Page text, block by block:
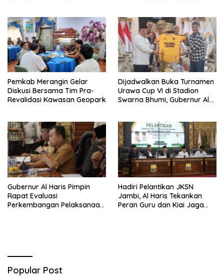
Pemkab Merangin Gelar
Diskusi Bersama Tim Pra-
Revalidasi Kawasan Geopark
Dijadwalkan Buka Turnamen
Urawa Cup VI di Stadion
Swarna Bhumi, Gubernur Al
Gubernur Al Haris Pimpin
Rapat Evaluasi
Perkembangan Pelaksanaan
Hadiri Pelantikan JKSN
Jambi, Al Haris Tekankan
Peran Guru dan Kiai Jaga
Popular Post